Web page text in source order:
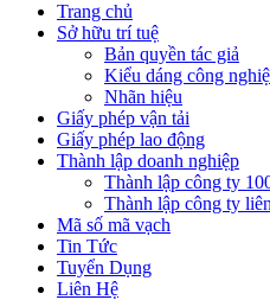
Trang chủ
Sở hữu trí tuệ
Bản quyền tác giả
Kiểu dáng công
Nhãn hiệu
Giấy phép vận tải
Giấy phép lao động
Thành lập doanh nghiệp
Thành lập công ty
Thành lập công ty
Mã số mã vạch
Tin Tức
Tuyển Dụng
Liên Hệ